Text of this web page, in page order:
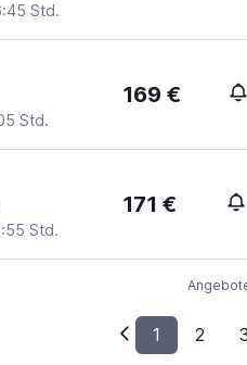
Std.
Std.
169 €
Std.
171 €
1 2